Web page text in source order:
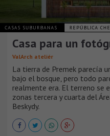
CASAS SUBURBANAS REPÚBLICA
Casa para un
ValArch ateliér
La tierra de Premek parecía
bajo el bosque, pero todo
realmente era. El terreno se
zonas tercera y cuarta del
Beskydy.